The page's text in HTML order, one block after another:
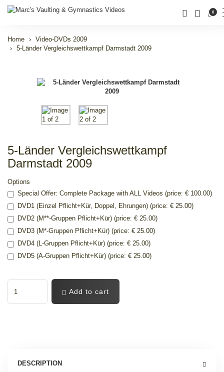
0
Home
Video-DVDs 2009
5-Länder Vergleichswettkampf Darmstadt 2009
5-Länder Vergleichswettkampf
Darmstadt 2009
Options
Special Offer: Complete Package with ALL Videos (price: € 100.00)
DVD1 (Einzel Pflicht+Kür, Doppel, Ehrungen) (price: € 25.00)
DVD2 (M**-Gruppen Pflicht+Kür) (price: € 25.00)
DVD3 (M*-Gruppen Pflicht+Kür) (price: € 25.00)
DVD4 (L-Gruppen Pflicht+Kür) (price: € 25.00)
DVD5 (A-Gruppen Pflicht+Kür) (price: € 25.00)
Add to cart
DESCRIPTION